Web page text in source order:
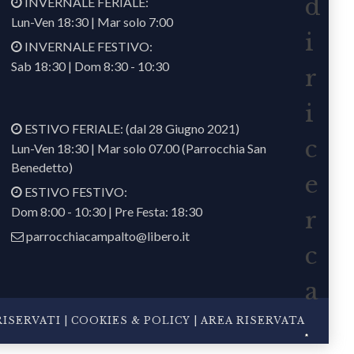
d
i
r
i
c
e
r
c
a
Lun-Ven 18:30 | Mar solo 7:00
INVERNALE FESTIVO:
Sab 18:30 | Dom 8:30 - 10:30
ESTIVO FERIALE: (dal 28 Giugno 2021)
Lun-Ven 18:30 | Mar solo 07.00 (Parrocchia San
Benedetto)
ESTIVO FESTIVO:
Dom 8:00 - 10:30 | Pre Festa: 18:30
parrocchiacampalto@libero.it
| COOKIES & POLICY AREA RISERVATA